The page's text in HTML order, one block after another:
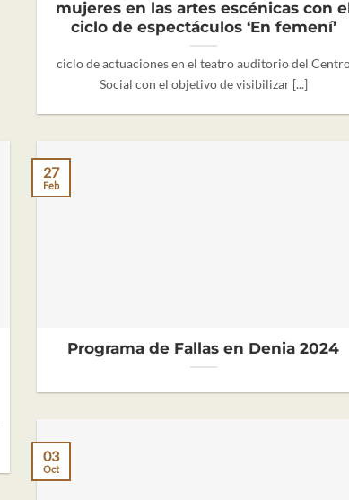
mujeres en las artes escénicas con
ciclo de espectáculos ‘En femení’
ciclo de actuaciones en el teatro auditorio del
Social con el objetivo de visibilizar [...]
Programa de Fallas en Denia 2024
27
Feb
03
Oct